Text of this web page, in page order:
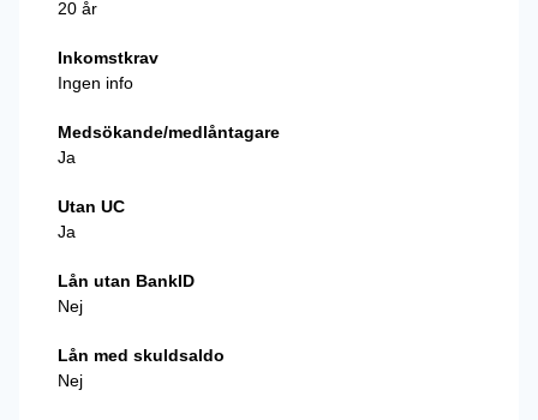
20 år
Inkomstkrav
Ingen info
Medsökande/medlåntagare
Ja
Utan UC
Ja
Lån utan BankID
Nej
Lån med skuldsaldo
Nej